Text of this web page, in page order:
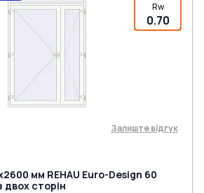
Rw
0.70
Залиште відгук
мм REHAU Euro-Design 60
двох сторін